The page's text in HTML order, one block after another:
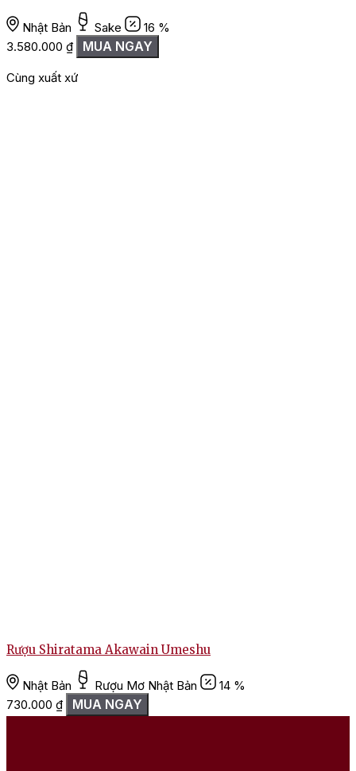
Nhật Bản Sake
16 %
3.580.000 ₫ MUA NGAY
Cùng xuất xứ
Rượu Shiratama Akawain Umeshu
Nhật Bản Rượu Mơ Nhật Bản
14 %
730.000 ₫ MUA NGAY